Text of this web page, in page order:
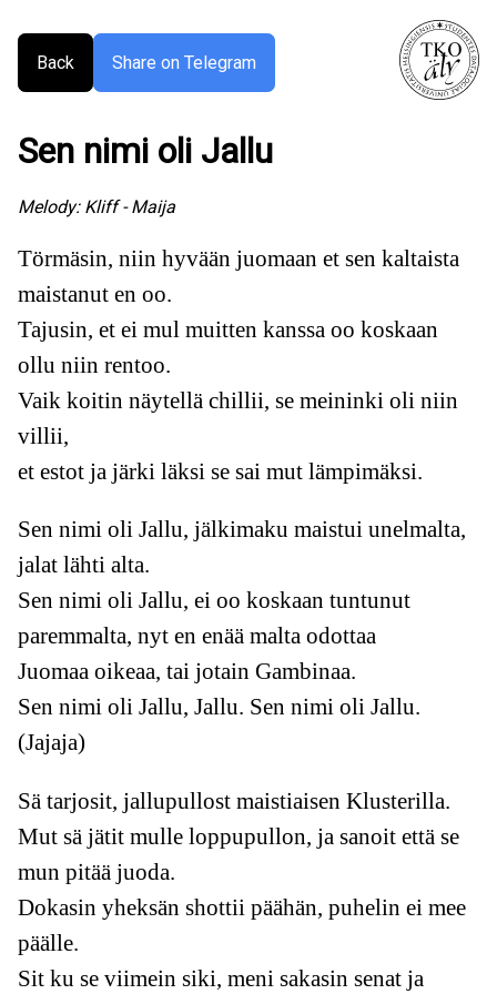
Back Share on Telegram
Sen nimi oli Jallu
Melody: Kliff - Maija
Törmäsin, niin hyvään juomaan et sen kaltaista
maistanut en oo.
Tajusin, et ei mul muitten kanssa oo koskaan
ollu niin rentoo.
Vaik koitin näytellä chillii, se meininki oli niin
villii,
et estot ja järki läksi se sai mut lämpimäksi.
Sen nimi oli Jallu, jälkimaku maistui unelmalta,
jalat lähti alta.
Sen nimi oli Jallu, ei oo koskaan tuntunut
paremmalta, nyt en enää malta odottaa
Juomaa oikeaa, tai jotain Gambinaa.
Sen nimi oli Jallu, Jallu. Sen nimi oli Jallu.
(Jajaja)
Sä tarjosit, jallupullost maistiaisen Klusterilla.
Mut sä jätit mulle loppupullon, ja sanoit että se
mun pitää juoda.
Dokasin yheksän shottii päähän, puhelin ei mee
päälle.
Sit ku se viimein siki, meni sakasin senat ja